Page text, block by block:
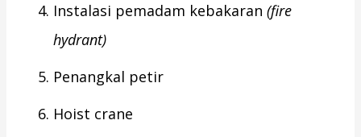
Instalasi pemadam kebakaran(fire
hydrant)
Penangkal petir
Hoist crane